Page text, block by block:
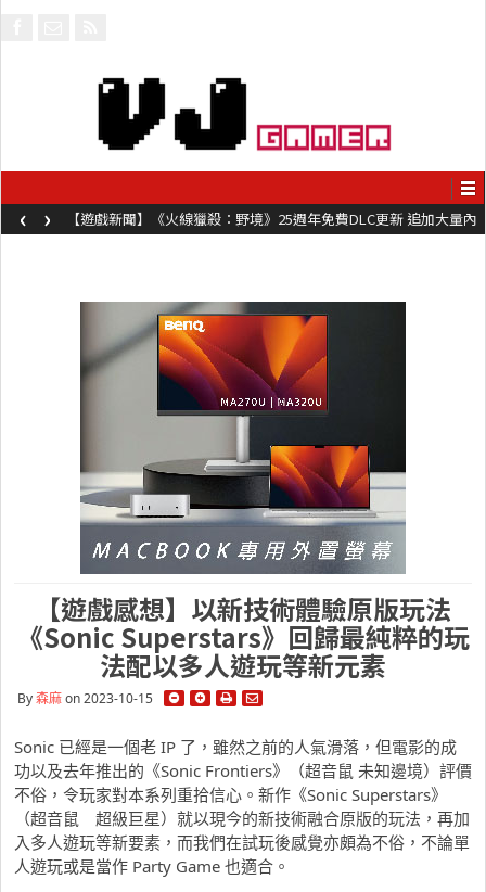
【遊戲新聞】《火線獵殺：野境》25週年免費DLC更新 追加大量內
容同時系舊作限時超平價折扣
‹ ›
【遊戲感想】以新技術體驗原版玩法
《Sonic Superstars》回歸最純粹的玩
法配以多人遊玩等新元素
By森麻on 2023-10-15
Sonic 已經是一個老 IP 了，雖然之前的人氣滑落，但電影的成
功以及去年推出的《Sonic Frontiers》（超音鼠 未知邊境）評價
不俗，令玩家對本系列重拾信心。新作《Sonic Superstars》
（超音鼠 超級巨星）就以現今的新技術融合原版的玩法，再加
入多人遊玩等新要素，而我們在試玩後感覺亦頗為不俗，不論單
人遊玩或是當作 Party Game 也適合。